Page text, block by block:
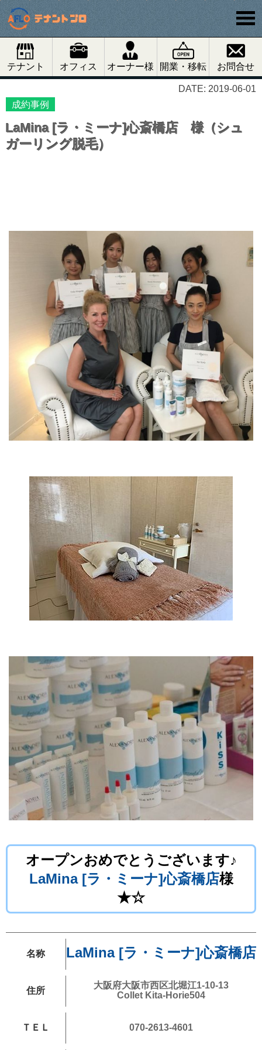
テナント オフィス オーナー様 開業・移転 お問合せ
DATE: 2019-06-01
成約事例
LaMina [ラ・ミーナ]心斎橋店 様（シュ
ガーリング脱毛）
オープンおめでとうございます♪
LaMina [ラ・ミーナ]心斎橋店様
★☆
名称 LaMina [ラ・ミーナ]心斎橋店
住所
大阪府大阪市西区北堀江1-10-13
Collet Kita-Horie504
ＴＥＬ 070-2613-4601